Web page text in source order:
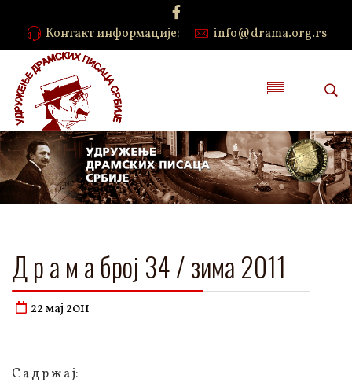
Контакт информације: info@drama.org.rs
Д р а м а број 34 / зима 2011
22 мај 2011
С а д р ж а ј: